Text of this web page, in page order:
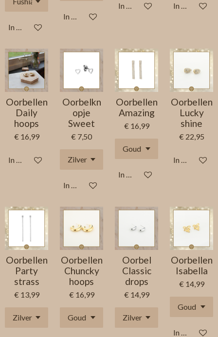
In winkelwagen
In winkelwagen
In winkelwagen In
Oorbellen
Daily
hoops
€ 16,99
In winkelwagen
Oorbelkn
opje
Sweet
€ 7,50
In winkelwagen
Oorbellen
Amazing
€ 16,99
In winkelwagen
Oorbellen
Lucky
shine
€ 22,95
In
Oorbellen
Party
strass
€ 13,99
Oorbellen
Chuncky
hoops
€ 16,99
Oorbel
Classic
drops
€ 14,99
Oorbellen
Isabella
€ 14,99
In